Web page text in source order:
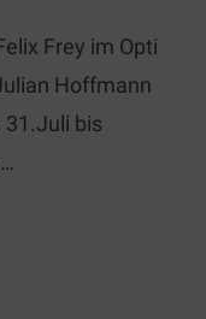
Frey im Opti
Hoffmann
31.Juli bis